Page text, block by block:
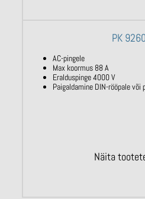
PK 9260
AC-pingele
Max koormus 88 A
Eralduspinge 4000 V
Paigaldamine DIN-rööpale või
Näita